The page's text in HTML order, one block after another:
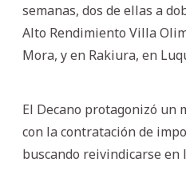
semanas, dos de ellas a
Alto Rendimiento Villa
Mora, y en Rakiura, en
El Decano protagonizó un
con la contratación de
buscando reivindicarse en